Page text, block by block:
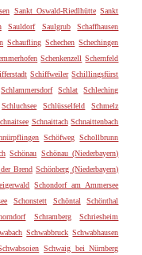
Sankt Oswald-Riedlhütte Sankt
Sauldorf Saulgrub
Schaffhausen
Schaufling Schechen Schechingen
Schenkenzell Schernfeld
Schiffweiler Schillingsfürst
Schlammersdorf Schlat
Schleching
Schluchsee Schlüsselfeld
Schmelz
Schnaittach Schnaittenbach
Schöfweg Schollbrunn
Schönau Schönau (Niederbayern)
Brend Schönberg (Niederbayern)
Schondorf am Ammersee
Schonstett Schöntal
Schönthal
Schramberg
Schriesheim
Schwabbruck Schwabhausen
Schwaig bei Nürnberg